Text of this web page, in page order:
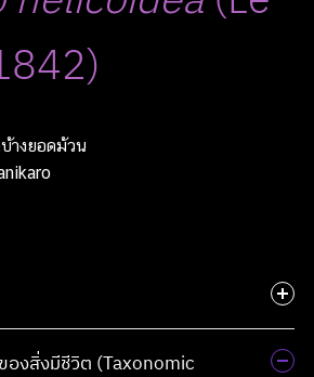
างยอดม้วน
งสิ่งมีชีวิต (Taxonomic